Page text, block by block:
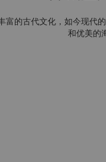
的古代文化，如今现代
和优美的